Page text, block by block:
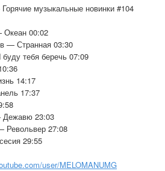
музыкальные новинки #104
00:02
— Странная 03:30
тебя беречь 07:09
14:17
17:37
Дежавю 23:03
Револьвер 27:08
29:55
user/MELOMANUMG